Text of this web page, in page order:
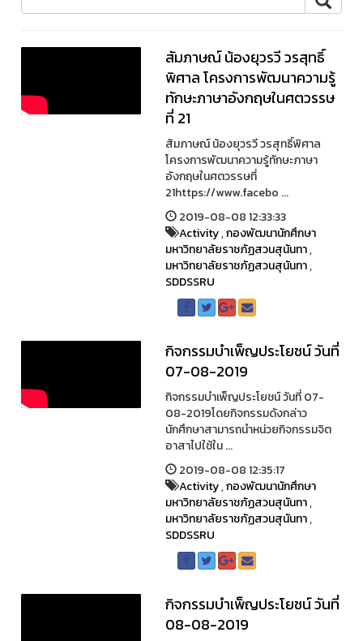
สัมภาษณ์ น้องยุวรวี วรสุทธิ์
พิศาล โครงการพัฒนาความรู้
ทักษะภาษาอังกฤษในศตวรรษ
ที่ 21
สัมภาษณ์ น้องยุวรวี วรสุทธิ์พิศาล
โครงการพัฒนาความรู้ทักษะภาษา
อังกฤษในศตวรรษที่
21https://www.facebo ...
2019-08-08 12:33:33
Activity,กองพัฒนานักศึกษา
มหาวิทยาลัยราชภัฏสวนสุนันทา,
มหาวิทยาลัยราชภัฏสวนสุนันทา,
SDDSSRU
กิจกรรมบำเพ็ญประโยชน์ วันที่
07-08-2019
กิจกรรมบำเพ็ญประโยชน์ วันที่ 07-
08-2019โดยกิจกรรมดังกล่าว
นักศึกษาสามารถนำหน่วยกิจกรรมจิต
อาสาไปใช้ใน ...
2019-08-08 12:35:17
Activity,กองพัฒนานักศึกษา
มหาวิทยาลัยราชภัฏสวนสุนันทา,
มหาวิทยาลัยราชภัฏสวนสุนันทา,
SDDSSRU
กิจกรรมบำเพ็ญประโยชน์ วันที่
08-08-2019